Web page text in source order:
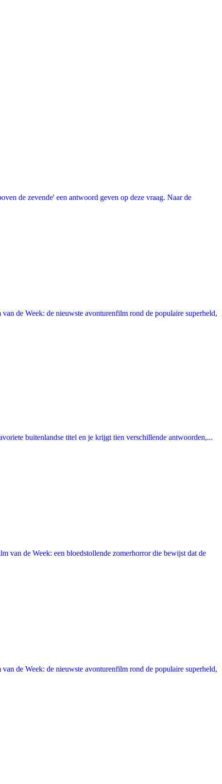
de zevende' een antwoord geven op deze vraag. Naar de
de Week: de nieuwste avonturenfilm rond de populaire superheld,
buitenlandse titel en je krijgt tien verschillende antwoorden,...
van de Week: een bloedstollende zomerhorror die bewijst dat de
de Week: de nieuwste avonturenfilm rond de populaire superheld,